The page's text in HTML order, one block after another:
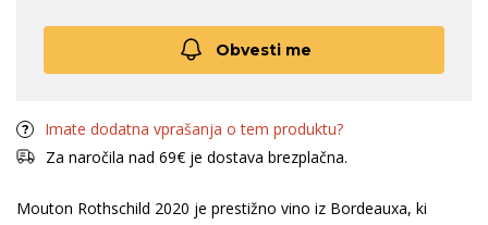
Obvesti me
Imate dodatna vprašanja o tem produktu?
Za naročila nad 69€ je dostava brezplačna.
Mouton Rothschild 2020 je prestižno vino iz Bordeauxa, ki